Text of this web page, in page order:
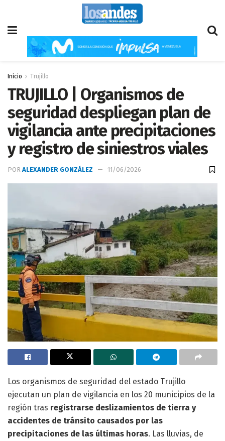
Inicio Trujillo
TRUJILLO | Organismos de
seguridad despliegan plan de
vigilancia ante precipitaciones
y registro de siniestros viales
POR ALEXANDER GONZÁLEZ 11/06/2026
Los organismos de seguridad del estado Trujillo
ejecutan un plan de vigilancia en los 20 municipios de la
región tras registrarse deslizamientos de tierra y
accidentes de tránsito causados por las
precipitaciones de las últimas horas. Las lluvias, de